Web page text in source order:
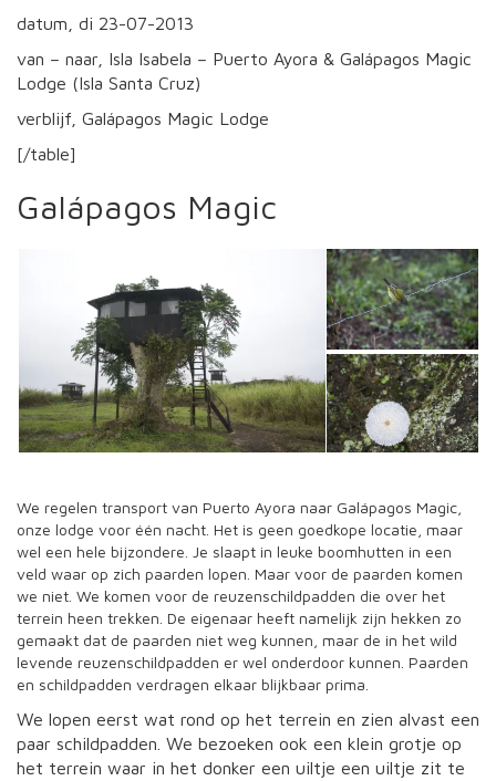
datum, di 23-07-2013
van – naar, Isla Isabela – Puerto Ayora & Galápagos Magic
Lodge (Isla Santa Cruz)
verblijf, Galápagos Magic Lodge
[/table]
Galápagos Magic
We regelen transport van Puerto Ayora naar Galápagos Magic,
onze lodge voor één nacht. Het is geen goedkope locatie, maar
wel een hele bijzondere. Je slaapt in leuke boomhutten in een
veld waar op zich paarden lopen. Maar voor de paarden komen
we niet. We komen voor de reuzenschildpadden die over het
terrein heen trekken. De eigenaar heeft namelijk zijn hekken zo
gemaakt dat de paarden niet weg kunnen, maar de in het wild
levende reuzenschildpadden er wel onderdoor kunnen. Paarden
en schildpadden verdragen elkaar blijkbaar prima.
We lopen eerst wat rond op het terrein en zien alvast een
paar schildpadden. We bezoeken ook een klein grotje op
het terrein waar in het donker een uiltje een uiltje zit te